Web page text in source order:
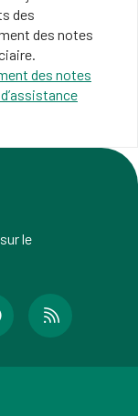
des
des notes
des notes
le